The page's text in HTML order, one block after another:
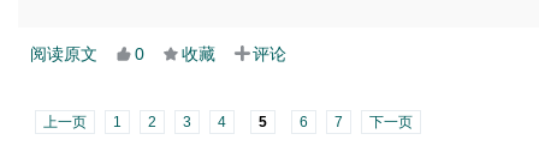
阅读原文 0 收藏 评论
上一页 1 2 3 4 5 6 7 下一页